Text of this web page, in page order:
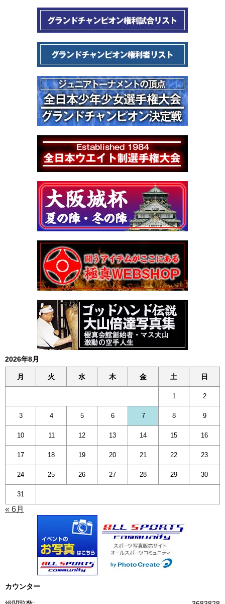
2026年8月
月 火 水 木 金 土 日
1 2
3 4 5 6 7 8 9
10 11 12 13 14 15 16
17 18 19 20 21 22 23
24 25 26 27 28 29 30
31
« 6月
カウンター